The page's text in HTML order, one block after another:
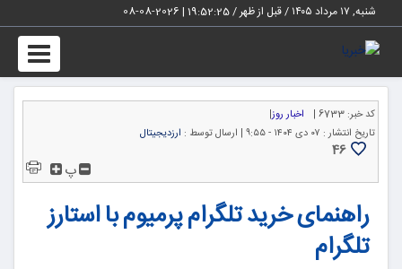
شنبه, ۱۷ مرداد ۱۴۰۵ / قبل از ظهر / 19:52:26
|
2026-08-08
کد خبر: 6733 | اخبار روز|
تاریخ انتشار : ۰۷ دی ۱۴۰۴ - ۹:۵۵ | ارسال توسط : ارزدیجیتال
46
پ
راهنمای خرید تلگرام پرمیوم با استارز
تلگرام